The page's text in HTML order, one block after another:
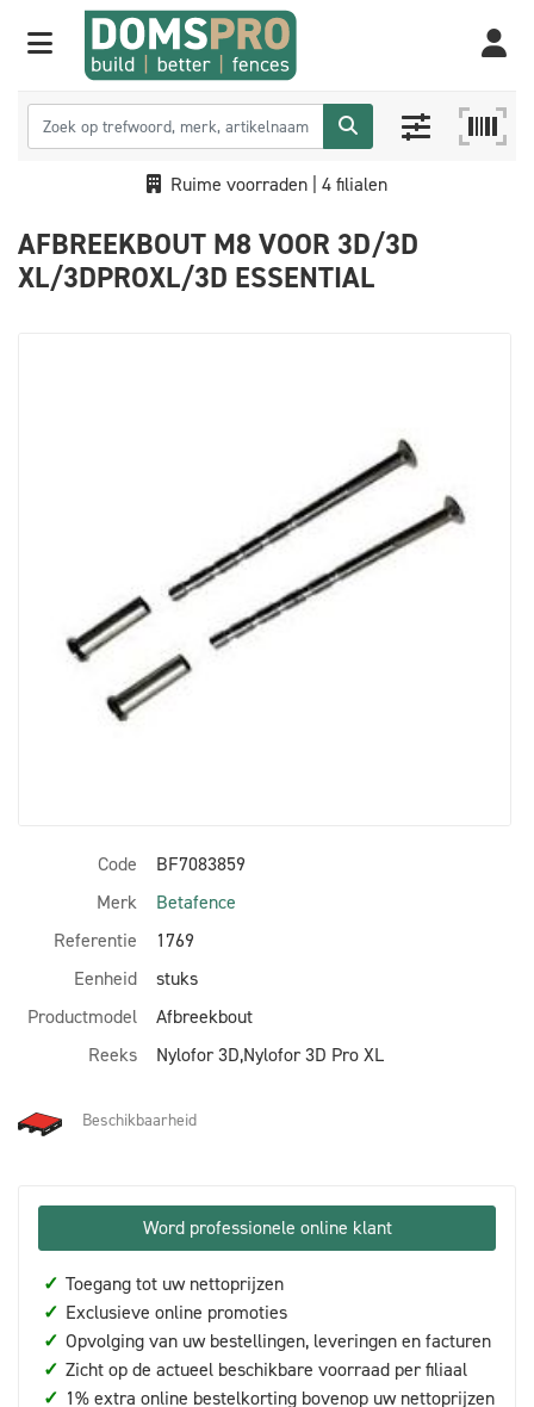
Ruime voorraden | 4 filialen
AFBREEKBOUT M8 VOOR 3D/3D
XL/3DPROXL/3D ESSENTIAL
Code
BF7083859
Merk
Betafence
Referentie
1769
Eenheid
stuks
Productmodel
Afbreekbout
Reeks
Nylofor 3D,Nylofor 3D Pro XL
Beschikbaarheid
Word professionele online klant
✓ Toegang tot uw nettoprijzen
✓ Exclusieve online promoties
✓ Opvolging van uw bestellingen, leveringen en facturen
✓ Zicht op de actueel beschikbare voorraad per filiaal
✓ 1% extra online bestelkorting bovenop uw nettoprijzen